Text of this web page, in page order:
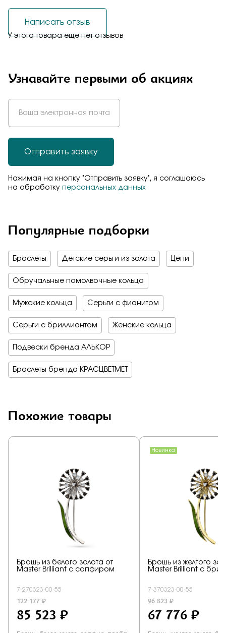
У этого товара еще нет отзывов
Написать отзыв
Узнавайте первыми об акциях
Отправить заявку
Нажимая на кнопку "Отправить заявку", я соглашаюсь
на обработку персональных данных
Популярные подборки
Браслеты Детские серьги из золота Цепи
Обручальные помолвочные кольца
Мужские кольца Серьги с фианитом
Серьги с бриллиантом Женские кольца
Подвески бренда АЛЬКОР
Браслеты бренда КРАСЦВЕТМЕТ
Похожие товары